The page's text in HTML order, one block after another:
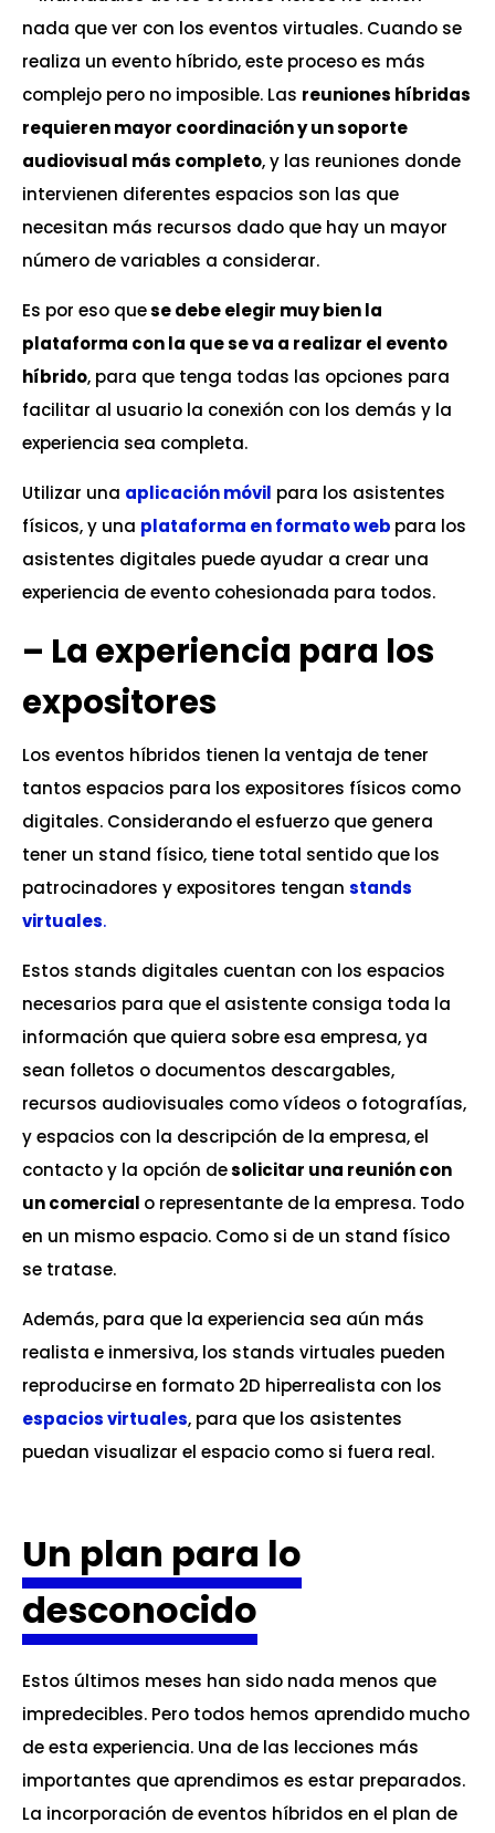
nada que ver con los eventos virtuales. Cuando se
realiza un evento híbrido, este proceso es más
complejo pero no imposible. Las reuniones híbridas
requieren mayor coordinación y un soporte
audiovisual más completo, y las reuniones donde
intervienen diferentes espacios son las que
necesitan más recursos dado que hay un mayor
número de variables a considerar.
Es por eso quese debe elegir muy bien la
plataforma con la que se va a realizar el evento
híbrido, para que tenga todas las opciones para
facilitar al usuario la conexión con los demás y la
experiencia sea completa.
Utilizar una aplicación móvil para los asistentes
físicos, y una plataforma en formato web para los
asistentes digitales puede ayudar a crear una
experiencia de evento cohesionada para todos.
– La experiencia para los
expositores
Los eventos híbridos tienen la ventaja de tener
tantos espacios para los expositores físicos como
digitales. Considerando el esfuerzo que genera
tener un stand físico, tiene total sentido que los
patrocinadores y expositores tengan stands
virtuales.
Estos stands digitales cuentan con los espacios
necesarios para que el asistente consiga toda la
información que quiera sobre esa empresa, ya
sean folletos o documentos descargables,
recursos audiovisuales como vídeos o fotografías,
y espacios con la descripción de la empresa, el
contacto y la opción desolicitar una reunión con
un comercial o representante de la empresa. Todo
en un mismo espacio. Como si de un stand físico
se tratase.
Además, para que la experiencia sea aún más
realista e inmersiva, los stands virtuales pueden
reproducirse en formato 2D hiperrealista con los
espacios virtuales, para que los asistentes
puedan visualizar el espacio como si fuera real.
Un plan para lo
desconocido
Estos últimos meses han sido nada menos que
impredecibles. Pero todos hemos aprendido mucho
de esta experiencia. Una de las lecciones más
importantes que aprendimos es estar preparados.
La incorporación de eventos híbridos en el plan de